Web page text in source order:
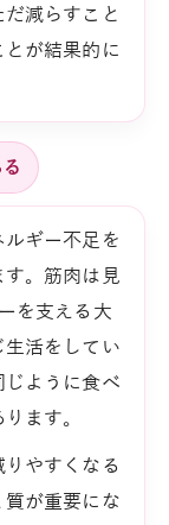
減らすこと
が結果的に
ギー不足を
。筋肉は見
を支える大
活をしてい
ように食べ
ます。
やすくなる
が重要にな